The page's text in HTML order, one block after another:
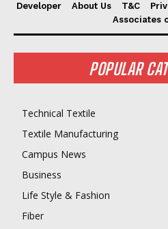
Developer About Us T&C
Associates
POPULAR
Technical Textile
Textile Manufacturing
Campus News
Business
Life Style & Fashion
Fiber